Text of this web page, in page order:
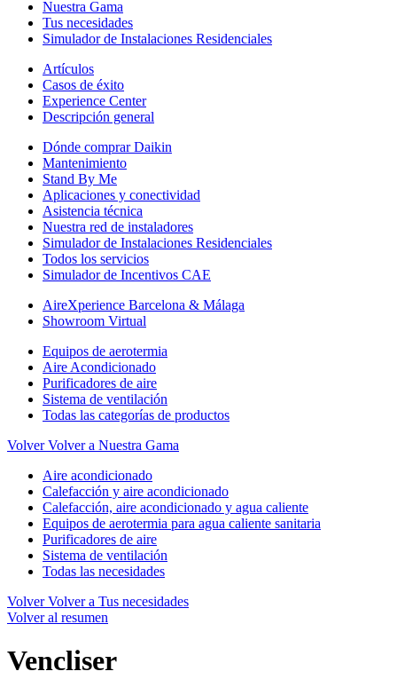
Nuestra Gama
Tus necesidades
Simulador de Instalaciones Residenciales
Artículos
Casos de éxito
Experience Center
Descripción general
Dónde comprar Daikin
Mantenimiento
Stand By Me
Aplicaciones y conectividad
Asistencia técnica
Nuestra red de instaladores
Simulador de Instalaciones Residenciales
Todos los servicios
Simulador de Incentivos CAE
AireXperience Barcelona & Málaga
Showroom Virtual
Equipos de aerotermia
Aire Acondicionado
Purificadores de aire
Sistema de ventilación
Todas las categorías de productos
Volver Volver a Nuestra Gama
Aire acondicionado
Calefacción y aire acondicionado
Calefacción, aire acondicionado y agua caliente
Equipos de aerotermia para agua caliente sanitaria
Purificadores de aire
Sistema de ventilación
Todas las necesidades
Volver Volver a Tus necesidades
Volver al resumen
Vencliser